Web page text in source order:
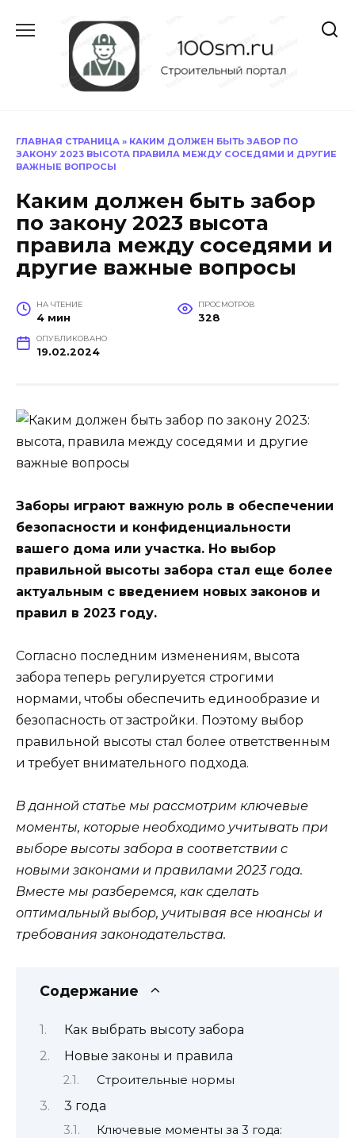
содержанию
ГЛАВНАЯ СТРАНИЦА » КАКИМ ДОЛЖЕН БЫТЬ ЗАБОР ПО
ЗАКОНУ 2023 ВЫСОТА ПРАВИЛА МЕЖДУ СОСЕДЯМИ И ДРУГИЕ
ВАЖНЫЕ ВОПРОСЫ
Каким должен быть забор
по закону 2023 высота
правила между соседями и
другие важные вопросы
НА ЧТЕНИЕ
4 мин
ПРОСМОТРОВ
328
ОПУБЛИКОВАНО
19.02.2024
Заборы играют важную роль в обеспечении
безопасности и конфиденциальности
вашего дома или участка. Но выбор
правильной высоты забора стал еще более
актуальным с введением новых законов и
правил в 2023 году.
Согласно последним изменениям, высота
забора теперь регулируется строгими
нормами, чтобы обеспечить единообразие и
безопасность от застройки. Поэтому выбор
правильной высоты стал более ответственным
и требует внимательного подхода.
В данной статье мы рассмотрим ключевые
моменты, которые необходимо учитывать при
выборе высоты забора в соответствии с
новыми законами и правилами 2023 года.
Вместе мы разберемся, как сделать
оптимальный выбор, учитывая все нюансы и
требования законодательства.
Содержание
Как выбрать высоту забора
Новые законы и правила
Строительные нормы
3 года
Ключевые моменты за 3 года: